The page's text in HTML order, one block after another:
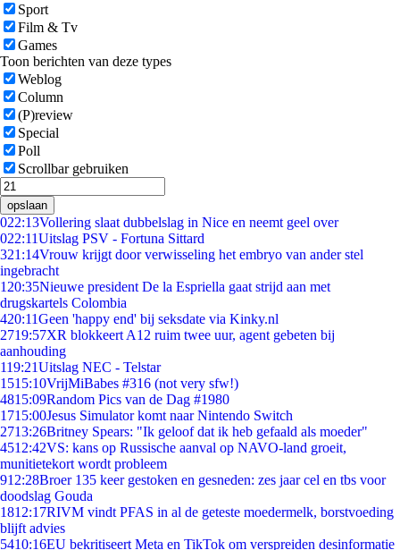
Sport
Film & Tv
Games
Toon berichten van deze types
Weblog
Column
(P)review
Special
Poll
Scrollbar gebruiken
opslaan
022:13Vollering slaat dubbelslag in Nice en neemt geel over
022:11Uitslag PSV - Fortuna Sittard
321:14Vrouw krijgt door verwisseling het embryo van ander stel
ingebracht
1 20:35Nieuwe president De la Espriella gaat strijd aan met
drugskartels Colombia
420:11Geen 'happy end' bij seksdate via Kinky.nl
2719:57XR blokkeert A12 ruim twee uur, agent gebeten bij
aanhouding
119:21Uitslag NEC - Telstar
1515:10VrijMiBabes #316 (not very sfw!)
4815:09Random Pics van de Dag #1980
1715:00Jesus Simulator komt naar Nintendo Switch
2713:26Britney Spears: "Ik geloof dat ik heb gefaald als moeder"
4512:42VS: kans op Russische aanval op NAVO-land groeit,
munitietekort wordt probleem
912:28Broer 135 keer gestoken en gesneden: zes jaar cel en tbs voor
doodslag Gouda
1812:17RIVM vindt PFAS in al de geteste moedermelk, borstvoeding
blijft advies
5410:16EU bekritiseert Meta en TikTok om verspreiden desinformatie